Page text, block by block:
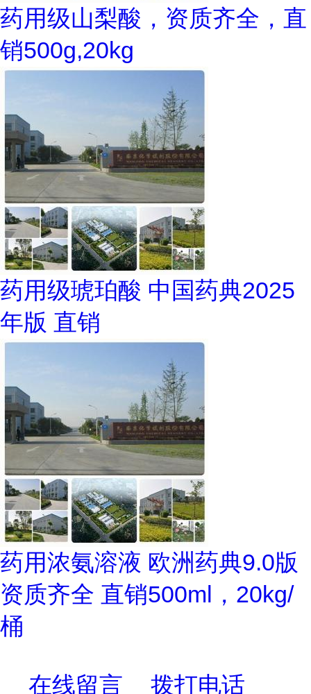
药用级山梨酸，资质齐全，直
销500g,20kg
药用级琥珀酸 中国药典2025
年版 直销
药用浓氨溶液 欧洲药典9.0版
资质齐全 直销500ml，20kg/
桶
在线留言 拨打电话